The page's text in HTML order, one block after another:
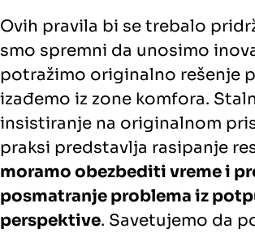
Ovih pravila bi se trebalo
smo spremni da unosimo
potražimo originalno rešenje
izađemo iz zone komfora.
insistiranje na originalnom
praksi predstavlja rasipanje
moramo obezbediti vreme i
posmatranje problema iz
perspektive. Savetujemo da